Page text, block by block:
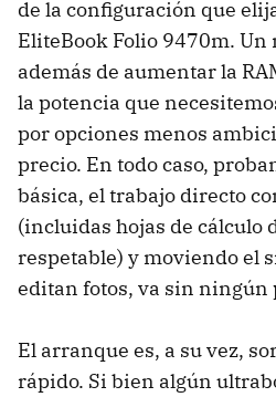
de la configuración que
EliteBook Folio 9470m. Un
además de aumentar la
la potencia que
por opciones menos
precio. En todo caso,
básica, el trabajo directo
(incluidas hojas de cálculo
respetable) y moviendo el
editan fotos, va sin ningún
El arranque es, a su vez,
rápido. Si bien algún